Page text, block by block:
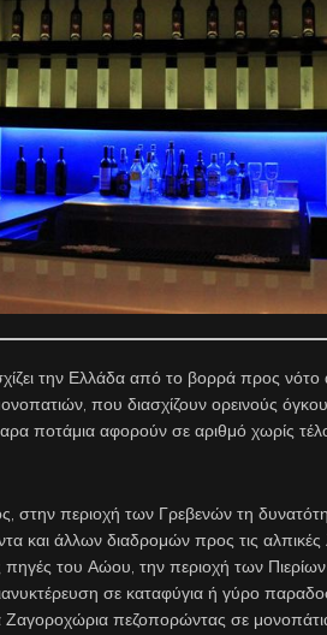
την Ελλάδα από το βορρά προς νότο
που διασχίζουν ορεινούς
ποτάμια αφορούν σε αριθμό χωρίς
στην περιοχή των Γρεβενών τη
και άλλων διαδρομών προς τις αλπικές
του Αώου, την περιοχή των
σε καταφύγια ή γύρο
Ζαγοροχώρια πεζοπορώντας σε